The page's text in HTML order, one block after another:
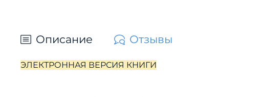
Описание Отзывы
ЭЛЕКТРОННАЯ ВЕРСИЯ КНИГИ